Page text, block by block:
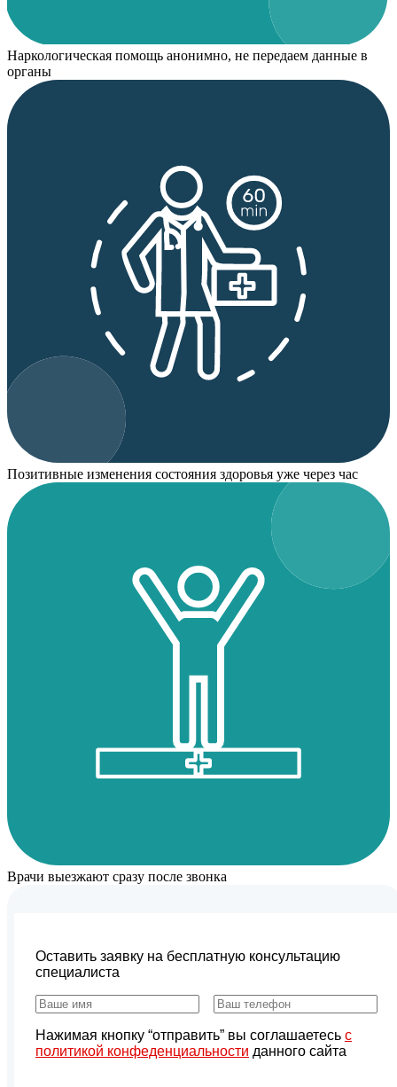
Наркологическая помощь анонимно, не передаем данные в
органы
Позитивные изменения состояния здоровья уже через час
Врачи выезжают сразу после звонка
Оставить заявку на бесплатную консультацию
специалиста
Нажимая кнопку “отправить” вы соглашаетесь с
политикой конфеденциальности данного сайта